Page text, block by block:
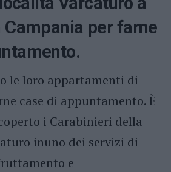
Campania per farne
le loro appartamenti di
case di appuntamento. È
i Carabinieri della
inuno dei servizi di
e